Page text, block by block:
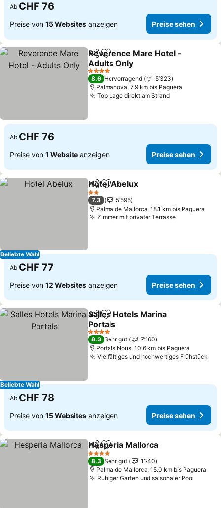
Ab CHF 76
Preise von 15 Websites anzeigen Preise sehen
TeilenZu Favoriten hinzufügen
Reverence Mare Hotel -
Adults Only
4 Sterne
8.6 Hervorragend
5’323
Palmanova, 7.9 km bis Paguera
Top Lage direkt am Strand
Ab CHF 76
Preise von 1 Website anzeigen Preise sehen
Beliebte Wahl
TeilenZu Favoriten hinzufügen
Hotel Abelux
2 Sterne
7.3
5’595
Palma de Mallorca, 18.1 km bis Paguera
Zimmer mit privater Terrasse
Ab CHF 77
Preise von 12 Websites anzeigen Preise sehen
Beliebte Wahl
TeilenZu Favoriten hinzufügen
Salles Hotels Marina
Portals
4 Sterne
8.3 Sehr gut
7’160
Portals Nous, 10.6 km bis Paguera
Vielfältiges und hochwertiges Frühstück
Ab CHF 78
Preise von 15 Websites anzeigen Preise sehen
TeilenZu Favoriten hinzufügen
Hesperia Mallorca
4 Sterne
8.3 Sehr gut
1’740
Palma de Mallorca, 15.0 km bis Paguera
Ruhiger Garten und saisonaler Pool